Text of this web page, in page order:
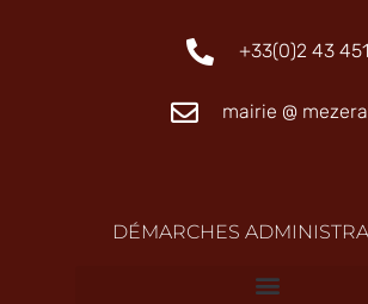
+33(0)2 43
mairie @
DÉMARCHES